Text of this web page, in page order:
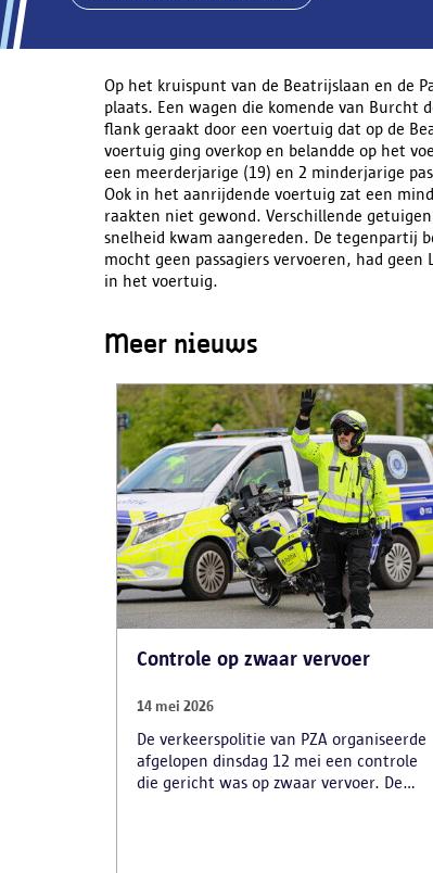
Op het kruispunt van de Beatrijslaan en de
plaats. Een wagen die komende van Burcht
flank geraakt door een voertuig dat op de
voertuig ging overkop en belandde op het
een meerderjarige (19) en 2 minderjarige
Ook in het aanrijdende voertuig zat een
raakten niet gewond. Verschillende
snelheid kwam aangereden. De tegenpartij
mocht geen passagiers vervoeren, had
in het voertuig.
Meer nieuws
Controle op zwaar vervoer
14 mei 2026
De verkeerspolitie van PZA organiseerde
afgelopen dinsdag 12 mei een controle
die gericht was op zwaar vervoer. De